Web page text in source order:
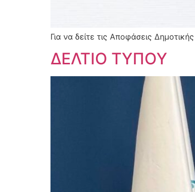
Για να δείτε τις Αποφάσεις
ΔΕΛΤΙΟ ΤΥΠΟΥ